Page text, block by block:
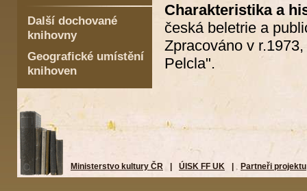
Další dochované
knihovny
Geografické umístění
knihoven
Charakteristika a
česká beletrie a
Zpracováno v
Pelcla".
Ministerstvo kultury ČR ÚISK FF UK Partneři projektu